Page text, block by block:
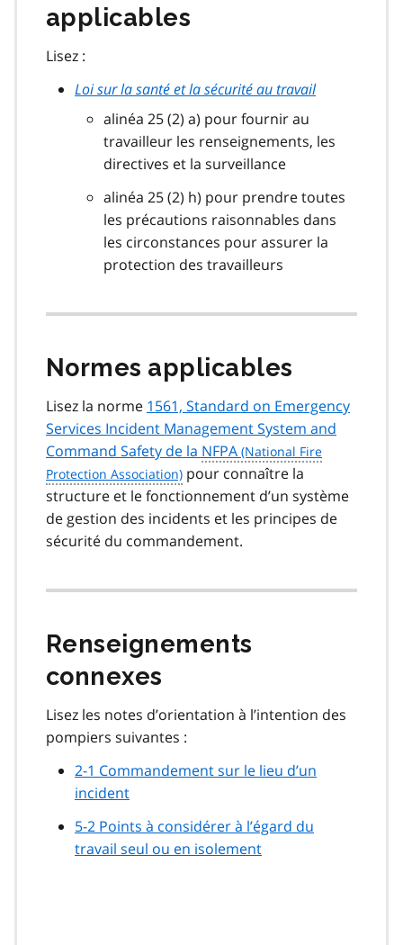
applicables
Lisez :
Loi sur la santé et la sécurité au travail
alinéa 25 (2) a) pour fournir au
travailleur les renseignements, les
directives et la surveillance
alinéa 25 (2) h) pour prendre toutes
les précautions raisonnables dans
les circonstances pour assurer la
protection des travailleurs
Normes applicables
Lisez la norme 1561, Standard on Emergency
Services Incident Management System and
Command Safety de la NFPA
pour connaître la
structure et le fonctionnement d’un système
de gestion des incidents et les principes de
sécurité du commandement.
Renseignements
connexes
Lisez les notes d’orientation à l’intention des
pompiers suivantes :
2-1 Commandement sur le lieu d’un
incident
5-2 Points à considérer à l’égard du
travail seul ou en isolement